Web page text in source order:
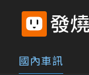
國內車訊